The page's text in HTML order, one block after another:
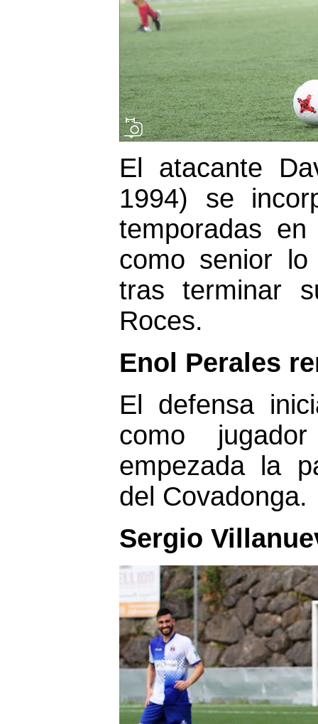
El atacante
1994) se
temporadas
como senior
tras terminar
Roces.
Enol Perales
El defensa
como
empezada la
del Covadonga.
Sergio